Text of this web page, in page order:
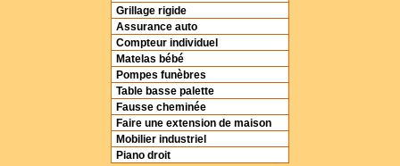
Grillage rigide
Assurance auto
Compteur individuel
Matelas bébé
Pompes funèbres
Table basse palette
Fausse cheminée
Faire une extension de maison
Mobilier industriel
Piano droit